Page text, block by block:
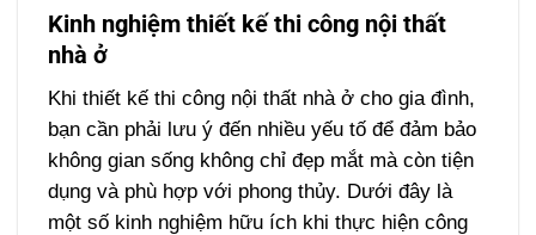
Kinh nghiệm thiết kế thi công nội thất
nhà ở
Khi thiết kế thi công nội thất nhà ở cho gia đình,
bạn cần phải lưu ý đến nhiều yếu tố để đảm bảo
không gian sống không chỉ đẹp mắt mà còn tiện
dụng và phù hợp với phong thủy. Dưới đây là
một số kinh nghiệm hữu ích khi thực hiện công